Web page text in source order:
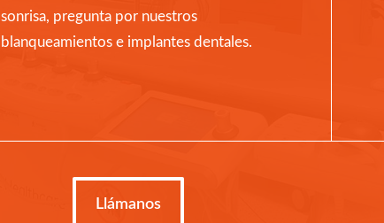
sonrisa, pregunta por nuestros
blanqueamientos e implantes dentales.
Llámanos